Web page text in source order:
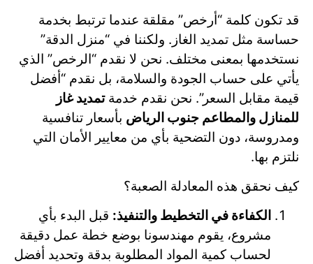
قد تكون كلمة “أرخص” مقلقة عندما ترتبط بخدمة
حساسة مثل تمديد الغاز. ولكننا في “منزل الدقة”
نستخدمها بمعنى مختلف. نحن لا نقدم “الرخص” الذي
يأتي على حساب الجودة والسلامة، بل نقدم “أفضل
قيمة مقابل السعر”. نحن نقدم خدمةتمديد غاز
للمنازل والمطاعم جنوب الرياض بأسعار تنافسية
ومدروسة، دون التضحية بأي من معايير الأمان التي
نلتزم بها.
كيف نحقق هذه المعادلة الصعبة؟
الكفاءة في التخطيط والتنفيذ: قبل البدء بأي
مشروع، يقوم مهندسونا بوضع خطة عمل دقيقة
لحساب كمية المواد المطلوبة بدقة وتحديد أفضل